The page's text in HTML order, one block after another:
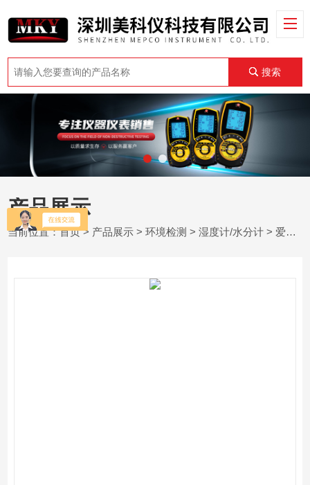
搜索
产品展示
当前位置：首页> 产品展示 >环境检测 >湿度计/水分计 > 爱尔兰Tramex CME4手持式混凝土水分计